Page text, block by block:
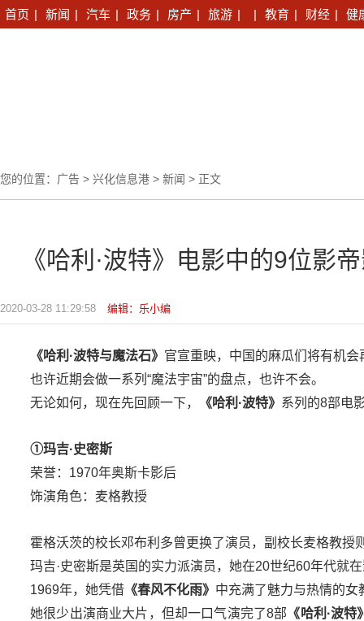
首页 | 新闻 | 汽车 | 政务 | 房产 | 旅游 | | 教育 | 财经 | 健
您的位置： 广告 > 兴化信息港 > 新闻 > 正文
《哈利·波特》电影中的9位影
2020-03-28 11:29:58 编辑：乐小编
《哈利·波特与魔法石》 官宣重映，中国的麻瓜们将有机
也许近期会做一系列“魔法宇宙”的盘点，也许不会。
无论如何，现在先回顾一下，
《哈利·波特》 系列的8部电
①玛吉·史密斯
荣誉：1970年奥斯卡影后
饰演角色：麦格教授
霍格沃茨的校长邓布利多曾更换了演员，副校长麦格教授
玛吉·史密斯是英国的实力派演员，她在20世纪60年代就
1969年，她凭借 《春风不化雨》 中充满了魅力与热情的
她很少出演商业大片，但却一口气演完了8部 《哈利·波特